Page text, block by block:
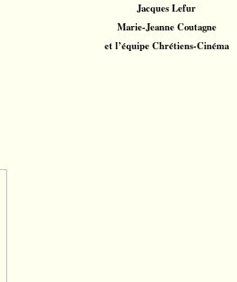
Jacques Lefur
Marie-Jeanne Coutagne
et l’équipe Chrétiens-Cinéma